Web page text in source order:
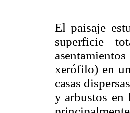
El paisaje
superficie
xerófilo) en
casas
y arbustos en